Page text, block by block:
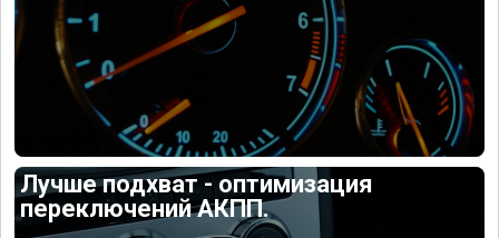
Лучше подхват - оптимизация
переключений АКПП.